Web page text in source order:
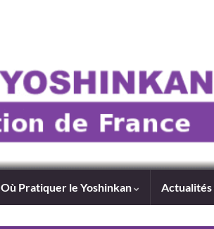
Où Pratiquer le Yoshinkan Actualités